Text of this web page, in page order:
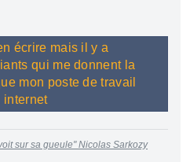
écrire mais il y a
qui me donnent la
mon poste de travail
internet
sur sa gueule"Nicolas Sarkozy